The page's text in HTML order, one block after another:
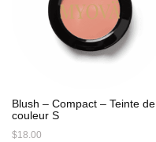
Blush – Compact – Teinte de
couleur S
$18.00